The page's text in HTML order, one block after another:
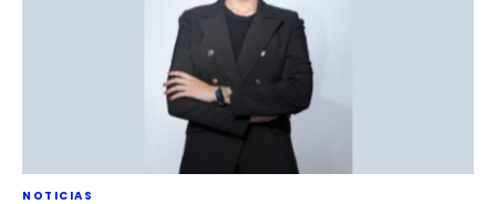
NOTICIAS